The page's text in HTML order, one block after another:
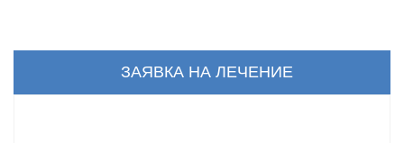
ЗАЯВКА НА ЛЕЧЕНИЕ